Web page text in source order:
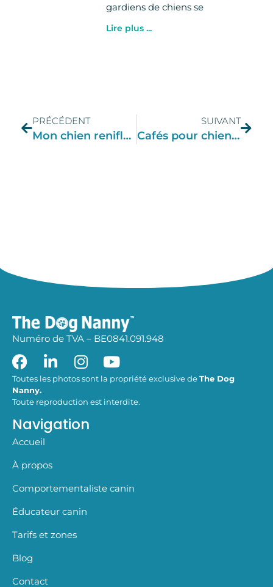
gardiens de chiens se
Lire plus ...
PRÉCÉDENT
Mon chien renifle mes parties … c’est normal?
SUIVANT
Cafés pour chiens, une vraie bonne idée?
Numéro de TVA – BE0841.091.948
Toutes les photos sont la propriété exclusive deThe Dog
Nanny.
Toute reproduction est interdite.
Navigation
Accueil
À propos
Comportementaliste canin
Éducateur canin
Tarifs et zones
Blog
Contact